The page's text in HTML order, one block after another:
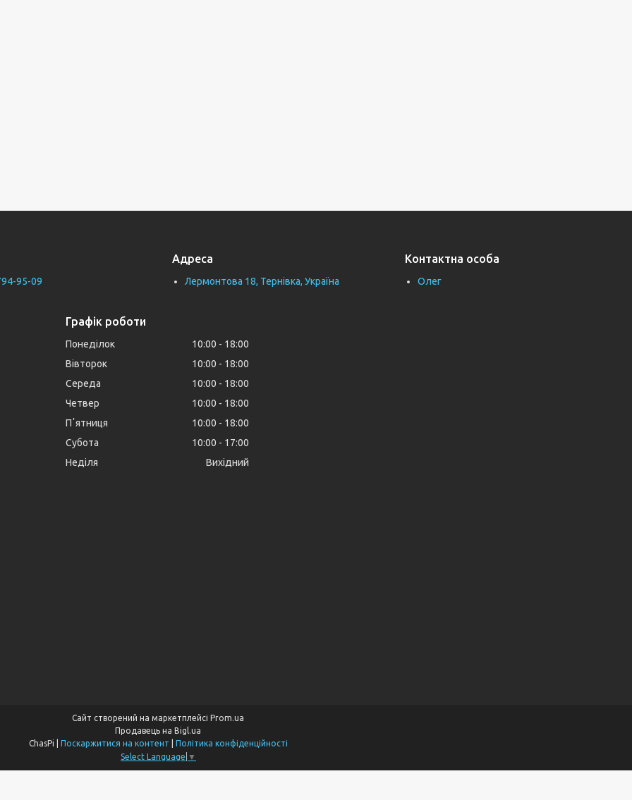
95-09
Адреса
Лермонтова 18, Тернівка, Україна
Контактна особа
Олег
Графік роботи
Понеділок 10:00
18:00
Вівторок
10:00
18:00
Середа
10:00
18:00
Четвер
10:00
18:00
Пʼятниця
10:00
18:00
Субота
10:00
17:00
Неділя
Вихідний
Сайт створений на маркетплейсі Prom.ua
Продавець на Bigl.ua
Поскаржитися на контент
Політика конфіденційності
Select Language ▼